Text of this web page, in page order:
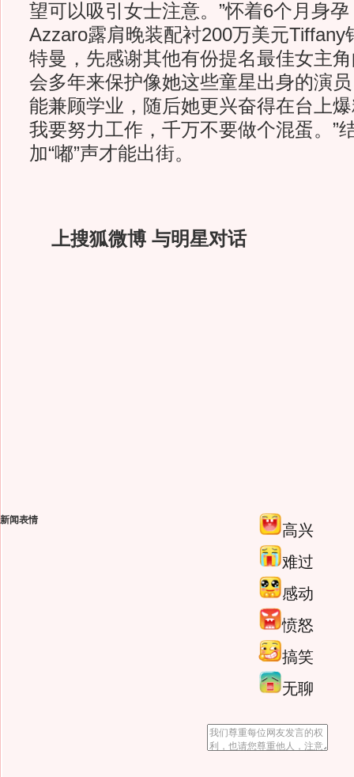
望可以吸引女士注意。”怀着6个月身
Azzaro露肩晚装配衬200万美元Tiffany
特曼，先感谢其他有份提名最佳女主
会多年来保护像她这些童星出身的演
能兼顾学业，随后她更兴奋得在台上
我要努力工作，千万不要做个混蛋。”
加“嘟”声才能出街。
上搜狐微博 与明星对话
新闻表情
高兴
难过
感动
愤怒
搞笑
无聊